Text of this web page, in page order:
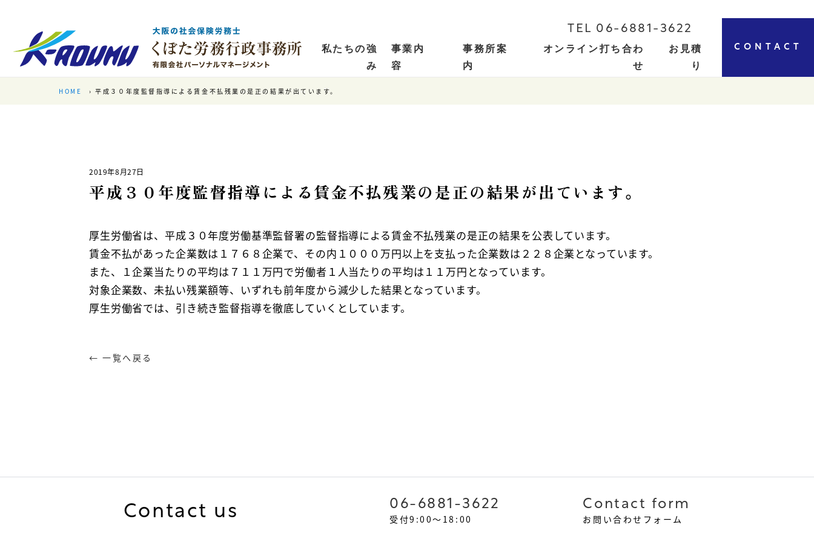
TEL 06-6881-3622
私たちの強
み
事業内
容
事務所案
内
オンライン打ち合わ
せ
お見積
り
CONTACT
HOME 平成３０年度監督指導による賃金不払残業の是正の結果が出ています。
2019年8月27日
平成３０年度監督指導による賃金不払残業の是正の結果が出ています。
厚生労働省は、平成３０年度労働基準監督署の監督指導による賃金不払残業の是正の結果を公表しています。
賃金不払があった企業数は１７６８企業で、その内１０００万円以上を支払った企業数は２２８企業となっています。
また、１企業当たりの平均は７１１万円で労働者１人当たりの平均は１１万円となっています。
対象企業数、未払い残業額等、いずれも前年度から減少した結果となっています。
厚生労働省では、引き続き監督指導を徹底していくとしています。
← 一覧へ戻る
Contact us 06-6881-3622
受付9:00～18:00
Contact form
お問い合わせフォーム